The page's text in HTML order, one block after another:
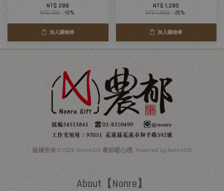
NT$ 288
NT$ 320 -10%
加入購物車
NT$ 1,280
NT$ 1,600 -20%
加入購物車
版權所有© 2026 NonreGift 農郁暖心禮. Powered by NonreGift
About【Nonre】